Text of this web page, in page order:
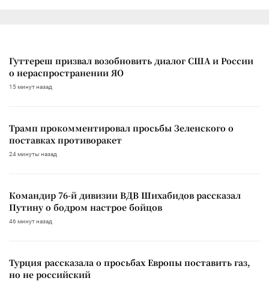
Гуттереш призвал возобновить диалог США и России
о нераспространении ЯО
15 минут назад
Трамп прокомментировал просьбы Зеленского о
поставках противоракет
24 минуты назад
Командир 76-й дивизии ВДВ Шихабидов рассказал
Путину о бодром настрое бойцов
46 минут назад
Турция рассказала о просьбах Европы поставить газ,
но не российский